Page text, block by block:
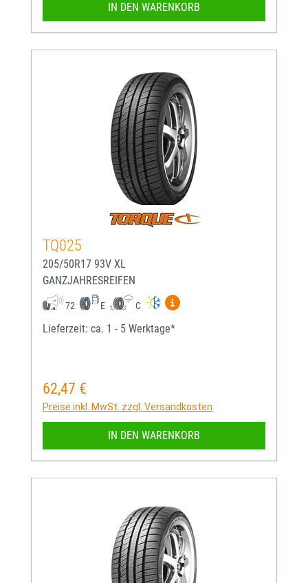
IN DEN WARENKORB
TQ025
205/50R17 93V XL
GANZJAHRESREIFEN
72 E C
Mehr Informationen zum
Lieferzeit: ca. 1 - 5 Werktage*
Regulärer Preis:
62,47 €
Preise inkl. MwSt. zzgl. Versandkosten
IN DEN WARENKORB